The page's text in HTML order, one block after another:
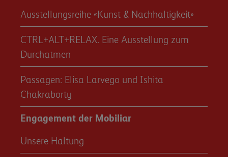
Ausstellungsreihe «Kunst & Nachhaltigkeit»
CTRL+ALT+RELAX. Eine Ausstellung zum
Durchatmen
Passagen: Elisa Larvego und Ishita
Chakraborty
Engagement der Mobiliar
Unsere Haltung